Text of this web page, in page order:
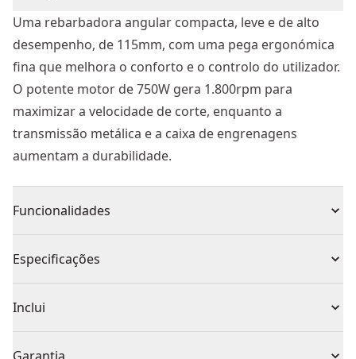
Uma rebarbadora angular compacta, leve e de alto
desempenho, de 115mm, com uma pega ergonómica
fina que melhora o conforto e o controlo do utilizador.
O potente motor de 750W gera 1.800rpm para
maximizar a velocidade de corte, enquanto a
transmissão metálica e a caixa de engrenagens
aumentam a durabilidade.
Funcionalidades
maximizar a profundidade de corte.
caixa e da mola do suporte da escova aumenta a vida
útil da mola.
Especificações
Tipo de Produto Esmerilhadeira angular
Com ou Sem Fio Com fio
Inclui